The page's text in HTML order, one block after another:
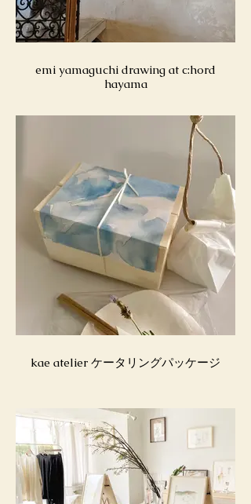
emi yamaguchi drawing at c:hord
hayama
kae atelier ケータリングパッケージ